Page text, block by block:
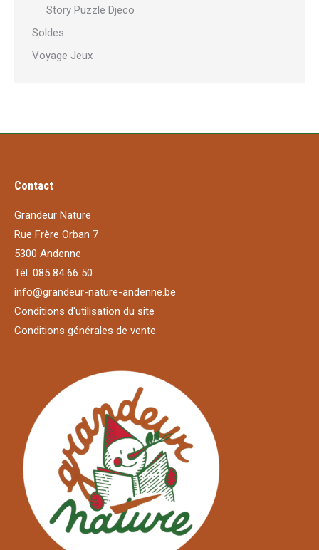
Story Puzzle Djeco
Soldes
Voyage Jeux
Contact
Grandeur Nature
Rue Frère Orban 7
5300 Andenne
Tél. 085 84 66 50
info@grandeur-nature-andenne.be
Conditions d'utilisation du site
Conditions générales de vente